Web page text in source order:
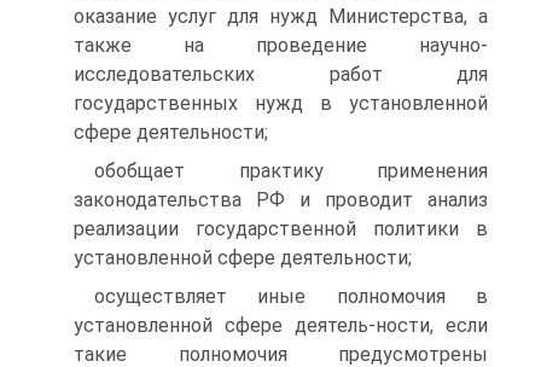
оказание услуг для нужд Министерства, а
также на проведение научно-
исследовательских работ для
государственных нужд в установленной
сфере деятельности;
обобщает практику применения
законодательства РФ и проводит анализ
реализации государственной политики в
установленной сфере деятельности;
осуществляет иные полномочия в
установленной сфере деятель-ности, если
такие полномочия предусмотрены